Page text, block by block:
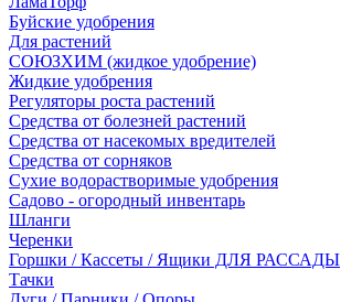
Буйские удобрения
Для растений
СОЮЗХИМ (жидкое удобрение)
Жидкие удобрения
Регуляторы роста растений
Средства от болезней растений
Средства от насекомых вредителей
Средства от сорняков
Сухие водорастворимые удобрения
Садово - огородный инвентарь
Шланги
Черенки
Горшки / Кассеты / Ящики ДЛЯ РАССАДЫ
Тачки